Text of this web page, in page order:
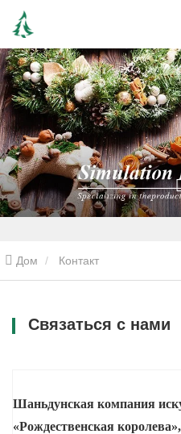
Дом Контакт
Связаться с нами
Шаньдунская компания
«Рождественская